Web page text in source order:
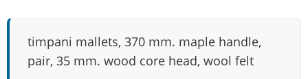
timpani mallets, 370 mm. maple handle,
pair, 35 mm. wood core head, wool felt